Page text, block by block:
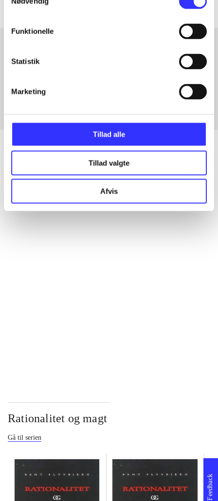
Funktionelle
Statistik
Marketing
Tillad alle
Tillad valgte
Afvis
Artikler med samme emner
Artikler
Alle registrerede artikler fordelt på udgivelser
Rationalitet og magt
Gå til serien
Feedback